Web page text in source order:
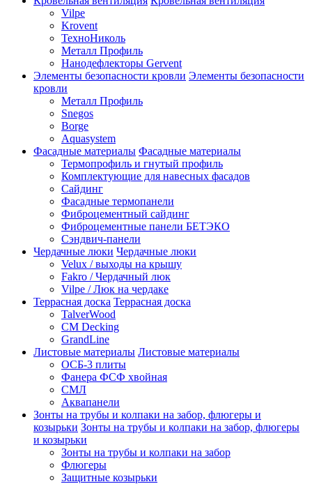
Vilpe
Krovent
ТехноНиколь
Металл Профиль
Нанодефлекторы Gervent
Элементы безопасности кровли Элементы безопасности
кровли
Металл Профиль
Snegos
Borge
Aquasystem
Фасадные материалы Фасадные материалы
Термопрофиль и гнутый профиль
Комплектующие для навесных фасадов
Сайдинг
Фасадные термопанели
Фиброцементный сайдинг
Фиброцементные панели БЕТЭКО
Сэндвич-панели
Чердачные люки Чердачные люки
Velux / выходы на крышу
Fakro / Чердачный люк
Vilpe / Люк на чердаке
Террасная доска Террасная доска
TalverWood
CM Decking
GrandLine
Листовые материалы Листовые материалы
ОСБ-3 плиты
Фанера ФСФ хвойная
СМЛ
Аквапанели
Зонты на трубы и колпаки на забор, флюгеры и
козырьки Зонты на трубы и колпаки на забор, флюгеры
и козырьки
Зонты на трубы и колпаки на забор
Флюгеры
Защитные козырьки